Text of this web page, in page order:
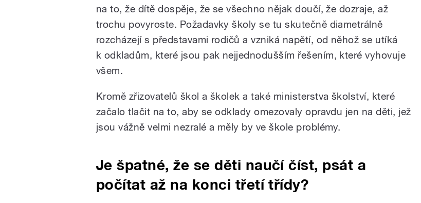
na to, že dítě dospěje, že se všechno nějak doučí, že dozraje, až
trochu povyroste. Požadavky školy se tu skutečně diametrálně
rozcházejí s představami rodičů a vzniká napětí, od něhož se utíká
k odkladům, které jsou pak nejjednodušším řešením, které vyhovuje
všem.
Kromě zřizovatelů škol a školek a také ministerstva školství, které
začalo tlačit na to, aby se odklady omezovaly opravdu jen na děti, jež
jsou vážně velmi nezralé a měly by ve škole problémy.
Je špatné, že se děti naučí číst, psát a
počítat až na konci třetí třídy?